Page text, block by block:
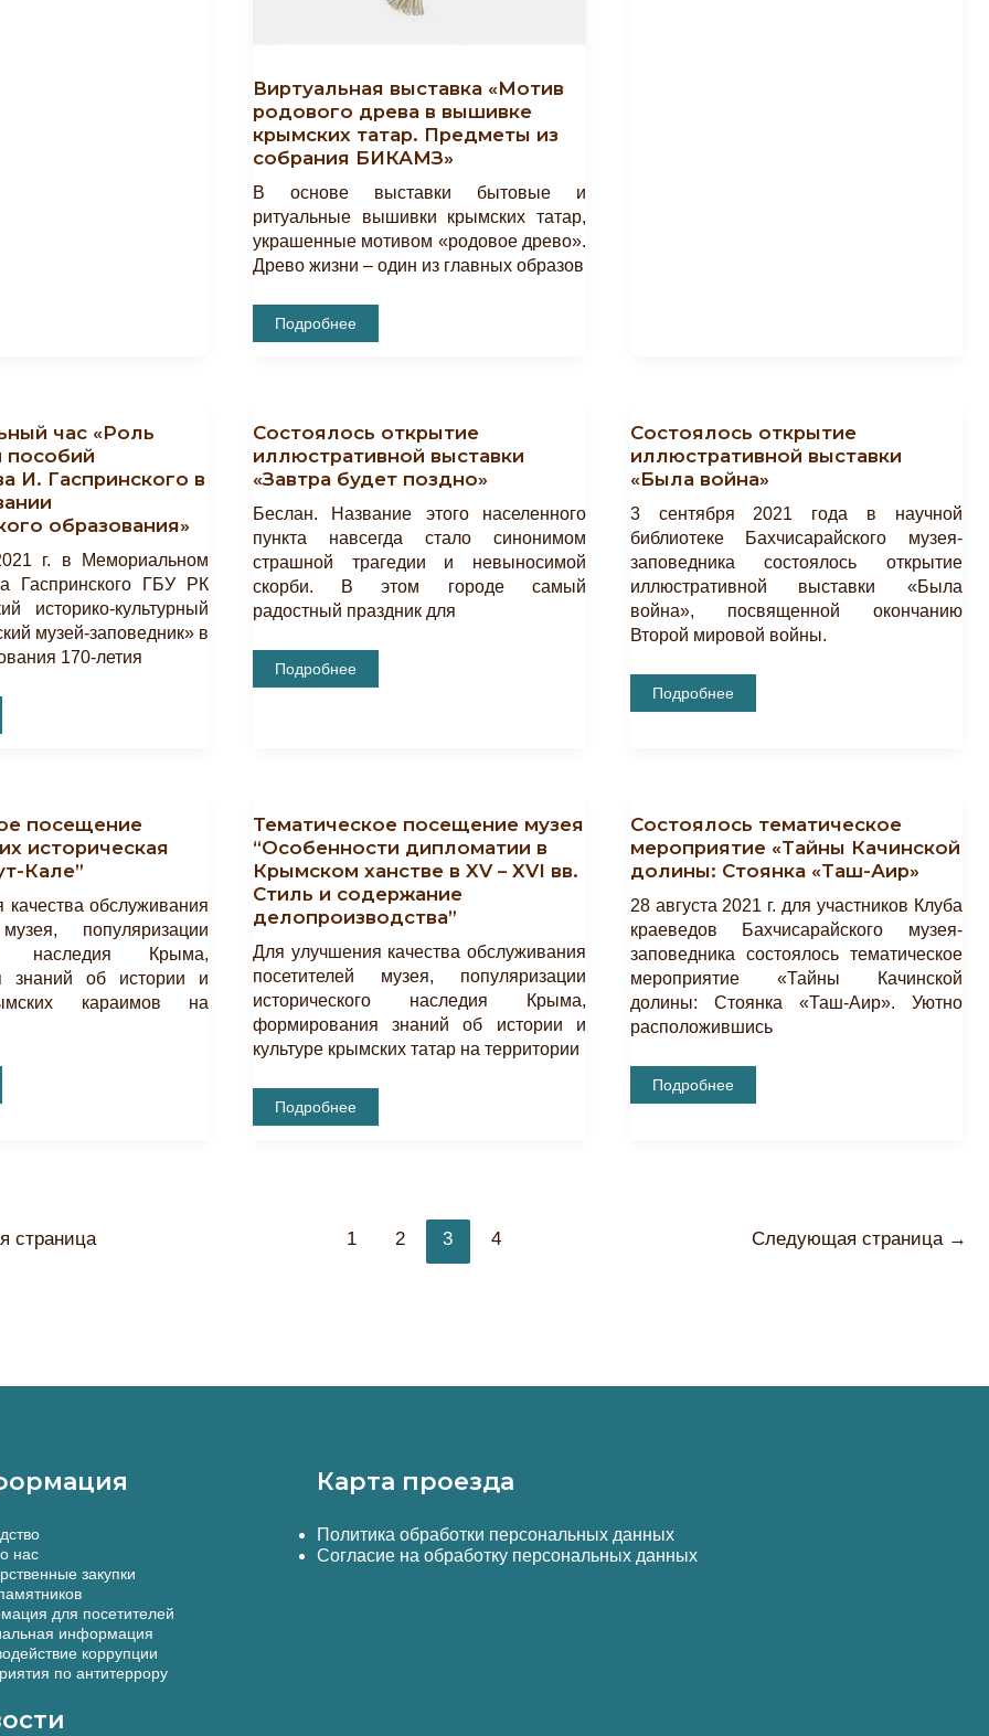
Виртуальная выставка «Мотив
родового древа в вышивке
крымских татар. Предметы из
собрания БИКАМЗ»
В основе выставки бытовые и
ритуальные вышивки крымских татар,
украшенные мотивом «родовое древо».
Древо жизни – один из главных образов
Виртуальная
Выставка
Крымских
Предметы
Из
Собрания
БИКАМЗ»
Подробнее
час «Роль
пособий
И. Гаспринского в
образования»
г. в Мемориальном
Гаспринского ГБУ РК
историко-культурный
музей-заповедник» в
170-летия
Состоялось открытие
иллюстративной выставки
«Завтра будет поздно»
Беслан. Название этого населенного
пункта навсегда стало синонимом
страшной трагедии и невыносимой
скорби. В этом городе самый
радостный праздник для
Состоялось
Открытие
Подробнее
Состоялось открытие
иллюстративной выставки
«Была война»
3 сентября 2021 года в научной
библиотеке Бахчисарайского музея-
заповедника состоялось открытие
иллюстративной выставки «Была
война», посвященной окончанию
Второй мировой войны.
Состоялось
Открытие
Подробнее
посещение
историческая
Кале”
обслуживания
популяризации
наследия Крыма,
знаний об истории и
караимов на
Тематическое посещение музея
“Особенности дипломатии в
Крымском ханстве в XV – XVI вв.
Стиль и содержание
делопроизводства”
Для улучшения качества обслуживания
посетителей музея, популяризации
исторического наследия Крыма,
формирования знаний об истории и
культуре крымских татар на территории
Тематическое
Посещение
Подробнее
Состоялось тематическое
мероприятие «Тайны Качинской
долины: Стоянка «Таш-Аир»
28 августа 2021 г. для участников Клуба
краеведов Бахчисарайского музея-
заповедника состоялось тематическое
мероприятие «Тайны Качинской
долины: Стоянка «Таш-Аир». Уютно
расположившись
Состоялось
Тематическое
Подробнее
Постраничная
навигация
страница 1 2 3 4 Следующая страница →
нас
закупки
для посетителей
информация
коррупции
по антитеррору
Карта проезда
Политика обработки персональных данных
Согласие на обработку персональных данных